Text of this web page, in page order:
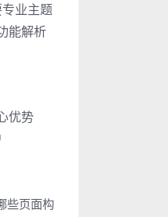
业主题
能解析
优势
些页面构